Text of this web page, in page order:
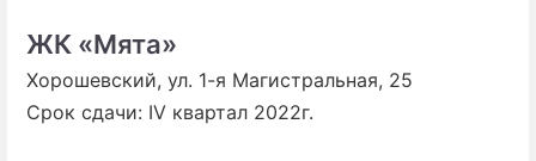
ПРОИСШЕСТВИЯ
ЖК «Мята»
Хорошевский, ул. 1-я Магистральная, 25
Срок сдачи: IV квартал 2022г.